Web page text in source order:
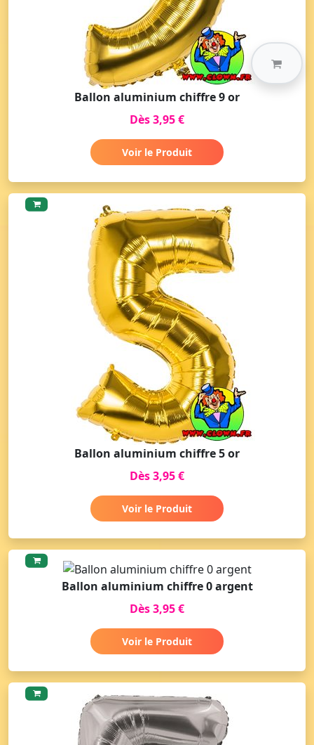
Ballon aluminium chiffre 9 or
Dès 3,95 €
Voir le Produit
Ballon aluminium chiffre 5 or
Dès 3,95 €
Voir le Produit
Ballon aluminium chiffre 0 argent
Dès 3,95 €
Voir le Produit